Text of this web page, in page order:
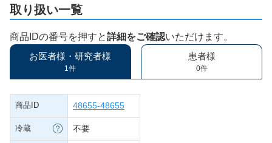
取り扱い一覧
商品IDの番号を押すと詳細をご確認いただけます。
お医者様・研究者様
1件
患者様
0件
商品ID 48655-48655
冷蔵 不要